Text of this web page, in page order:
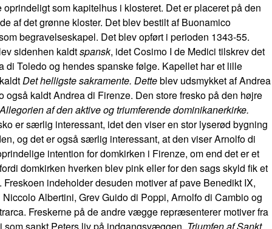
oprindeligt som kapitelhus i klosteret. Det er placeret på den
af det grønne kloster. Det blev bestilt af Buonamico
begravelseskapel. Det blev opført i perioden 1343-55.
sidenhen kaldtspansk, idet Cosimo I de Medici tilskrev det
di Toledo og hendes spanske følge. Kapellet har et lille
Det helligste sakramente. Detteblev udsmykket af Andrea
også kaldt Andrea di Firenze. Den store fresko på den højre
Allegorien af den aktive og triumferende dominikanerkirke.
er særlig interessant, idet den viser en stor lyserød bygning
og det er også særlig interessant, at den viser Arnolfo di
intention for domkirken i Firenze, om end det er et
domkirken hverken blev pink eller for den sags skyld fik et
Freskoen indeholder desuden motiver af pave Benedikt IX,
Albertini, Grev Guido di Poppi, Arnolfo di Cambio og
Freskerne på de andre vægge repræsenterer motiver fra